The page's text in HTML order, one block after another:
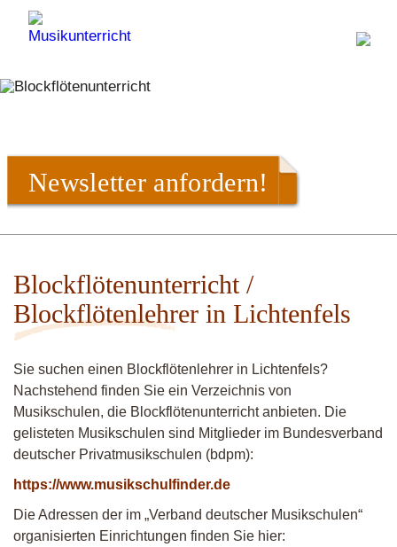
Newsletter anfordern!
Blockflötenunterricht /
Blockflötenlehrer in Lichtenfels
Sie suchen einen Blockflötenlehrer in Lichtenfels?
Nachstehend finden Sie ein Verzeichnis von
Musikschulen, die Blockflötenunterricht anbieten. Die
gelisteten Musikschulen sind Mitglieder im Bundesverband
deutscher Privatmusikschulen (bdpm):
https://www.musikschulfinder.de
Die Adressen der im „Verband deutscher Musikschulen“
organisierten Einrichtungen finden Sie hier: